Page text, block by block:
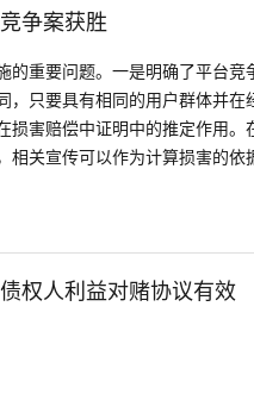
争案获胜
重要问题。一是明确了平台
只要具有相同的用户群体并在
害赔偿中证明中的推定作用。
关宣传可以作为计算损害的依
权人利益对赌协议有效